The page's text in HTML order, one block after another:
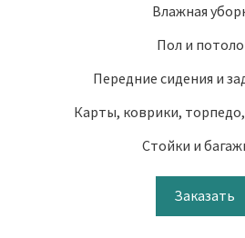
Влажная
Пол и
Передние сидения и
Карты, коврики,
Стойки и
Заказать